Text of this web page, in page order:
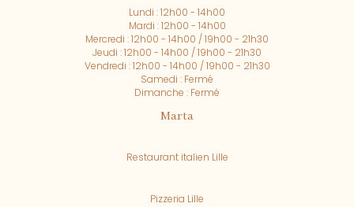
Lundi : 12h00 - 14h00
Mardi : 12h00 - 14h00
Mercredi : 12h00 - 14h00 / 19h00 - 21h30
Jeudi : 12h00 - 14h00 / 19h00 - 21h30
Vendredi : 12h00 - 14h00 / 19h00 - 21h30
Samedi : Fermé
Dimanche : Fermé
Marta
Restaurant italien Lille
Pizzeria Lille